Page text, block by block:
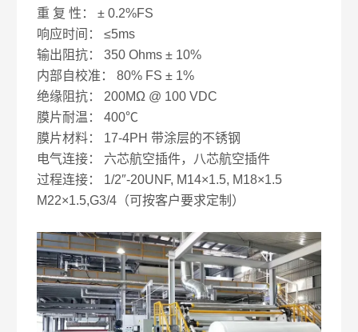
重 复 性： ± 0.2%FS
响应时间： ≤5ms
输出阻抗： 350 Ohms ± 10%
内部自校准： 80% FS ± 1%
绝缘阻抗： 200MΩ @ 100 VDC
膜片耐温： 400℃
膜片材料： 17-4PH 带涂层的不锈钢
电气连接： 六芯航空插件，八芯航空插件
过程连接： 1/2″-20UNF, M14×1.5, M18×1.5
M22×1.5,G3/4（可按客户要求定制）